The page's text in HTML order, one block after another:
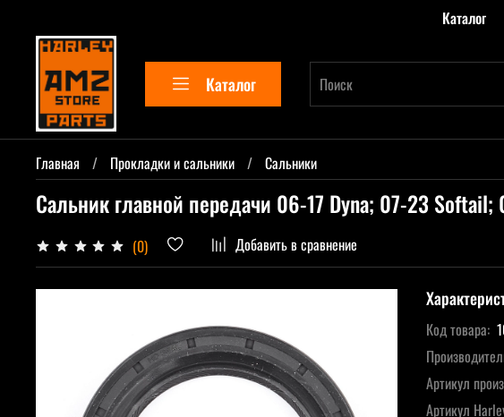
Каталог
Каталог
Главная Прокладки и сальники Сальники
Сальник главной передачи 06-17 Dyna; 07-23
(0) Добавить в сравнение
Код товара:
Артикул
Артикул